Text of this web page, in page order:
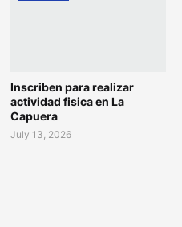
Inscriben para realizar
actividad fisica en La
Capuera
July 13, 2026